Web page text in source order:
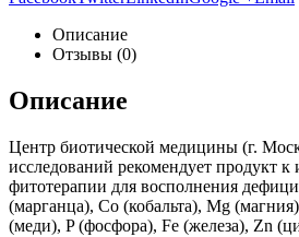
Описание
Отзывы (0)
Описание
Центр биотической медицины (г.
исследований рекомендует продукт к
фитотерапии для восполнения
(марганца), Co (кобальта), Mg
(меди), P (фосфора), Fe (железа), Zn